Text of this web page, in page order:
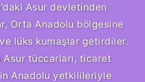
Asur devletinden
Orta Anadolu bölgesine
lüks kumaşlar getirdiler.
Asur tüccarları, ticaret
Anadolu yetkilileriyle